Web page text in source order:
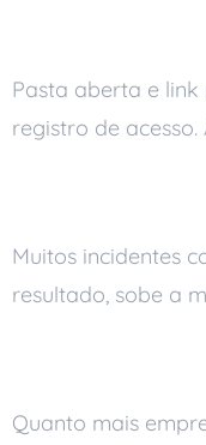
Pasta aberta e
registro de acesso.
Muitos incidentes
resultado, sobe a
Quanto mais